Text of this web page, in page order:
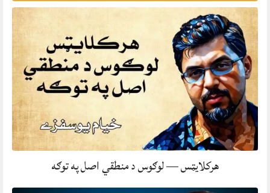
هرکلایټس — لوګوس د منطقي اصل په توګه